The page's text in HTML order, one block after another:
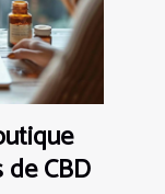
CBD